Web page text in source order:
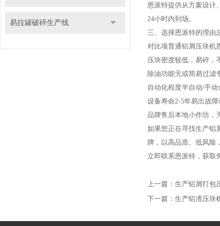
易拉罐破碎生产线
恩派特提供从方案设计
24小时内到场。
三、选择恩派特的理由
对比项普通铝屑压块机
压块密度较低，易碎，
除油功能无或简易过滤
自动化程度半自动/手动
设备寿命2-5年易出故障
品牌售后本地小作坊，
如果您正在寻找生产铝
牌，以高品质、低风险
立即联系恩派特，获取
上一篇： 生产铝屑打包
下一篇： 生产铝渣压块